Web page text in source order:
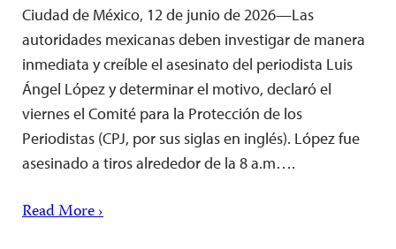
Ciudad de México, 12 de junio de 2026—Las
autoridades mexicanas deben investigar de manera
inmediata y creíble el asesinato del periodista Luis
Ángel López y determinar el motivo, declaró el
viernes el Comité para la Protección de los
Periodistas (CPJ, por sus siglas en inglés). López fue
asesinado a tiros alrededor de la 8 a.m….
Read More ›